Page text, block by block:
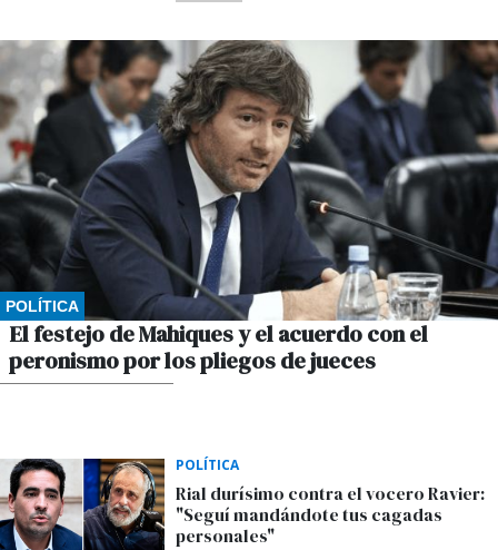
POLÍTICA
El festejo de Mahiques y el acuerdo con el
peronismo por los pliegos de jueces
POLÍTICA
Rial durísimo contra el vocero Ravier:
"Seguí mandándote tus cagadas
personales"